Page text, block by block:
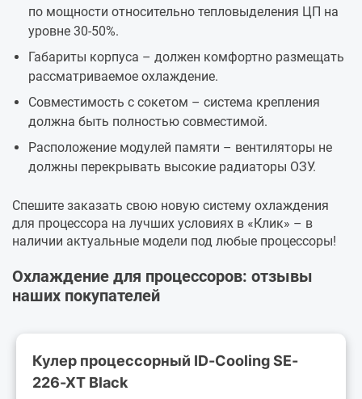
по мощности относительно тепловыделения ЦП на
уровне 30-50%.
Габариты корпуса – должен комфортно размещать
рассматриваемое охлаждение.
Совместимость с сокетом – система крепления
должна быть полностью совместимой.
Расположение модулей памяти – вентиляторы не
должны перекрывать высокие радиаторы ОЗУ.
Спешите заказать свою новую систему охлаждения
для процессора на лучших условиях в «Клик» – в
наличии актуальные модели под любые процессоры!
Охлаждение для процессоров: отзывы
наших покупателей
Кулер процессорный ID-Cooling SE-
226-XT Black